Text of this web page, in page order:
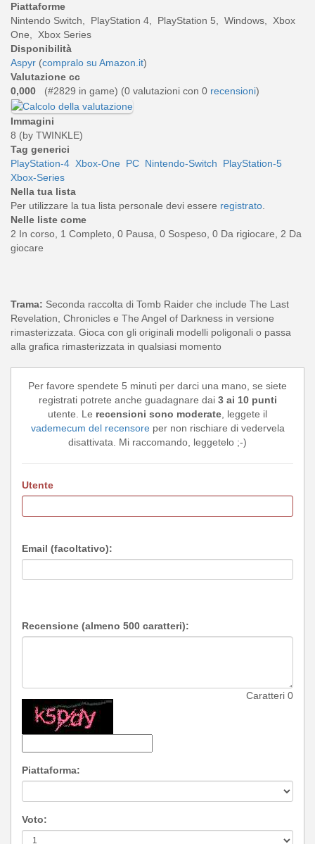
Piattaforme
Nintendo Switch, PlayStation 4, PlayStation 5, Windows, Xbox
One, Xbox Series
Disponibilità
Aspyr (compralo su Amazon.it)
Valutazione cc
0,000
(#2829 in game) (0 valutazioni con 0 recensioni)
Immagini
8 (by TWINKLE)
Tag generici
PlayStation-4 Xbox-One PC Nintendo-Switch
PlayStation-5
Xbox-Series
Nella tua lista
Per utilizzare la tua lista personale devi essere registrato
Nelle liste come
2 In corso, 1 Completo, 0 Pausa, 0 Sospeso, 0 Da rigiocare, 2 Da
giocare
Trama: Seconda raccolta di Tomb Raider che include The Last
Revelation, Chronicles e The Angel of Darkness in versione
rimasterizzata. Gioca con gli originali modelli poligonali o passa
alla grafica rimasterizzata in qualsiasi momento
Per favore spendete 5 minuti per darci una mano, se siete
registrati potrete anche guadagnare dai 3 ai 10 punti
utente. Le recensioni sono moderate , leggete il
vademecum del recensoreper non rischiare di vedervela
disattivata. Mi raccomando, leggetelo ;-)
Utente
Email (facoltativo):
Recensione (almeno 500 caratteri):
Caratteri 0
Piattaforma:
Voto: